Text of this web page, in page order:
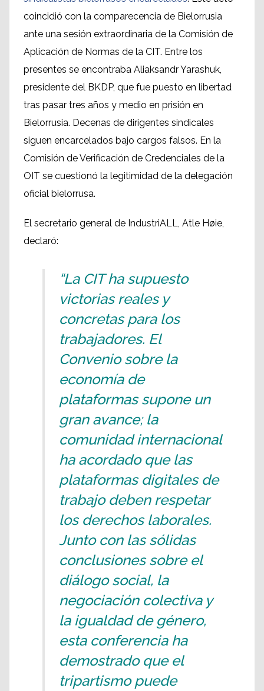
coincidió con la comparecencia de Bielorrusia
ante una sesión extraordinaria de la Comisión de
Aplicación de Normas de la CIT. Entre los
presentes se encontraba Aliaksandr Yarashuk,
presidente del BKDP, que fue puesto en libertad
tras pasar tres años y medio en prisión en
Bielorrusia. Decenas de dirigentes sindicales
siguen encarcelados bajo cargos falsos. En la
Comisión de Verificación de Credenciales de la
OIT se cuestionó la legitimidad de la delegación
oficial bielorrusa.
El secretario general de IndustriALL, Atle Høie,
declaró:
“La CIT ha supuesto
victorias reales y
concretas para los
trabajadores. El
Convenio sobre la
economía de
plataformas supone un
gran avance; la
comunidad internacional
ha acordado que las
plataformas digitales de
trabajo deben respetar
los derechos laborales.
Junto con las sólidas
conclusiones sobre el
diálogo social, la
negociación colectiva y
la igualdad de género,
esta conferencia ha
demostrado que el
tripartismo puede